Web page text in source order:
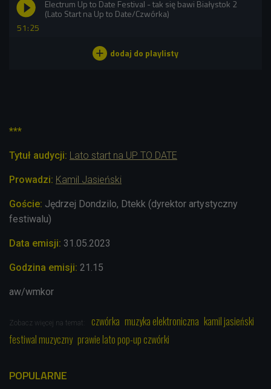
51:25
Electrum Up to Date Festival - tak się bawi Białystok 2
(Lato Start na Up to Date/Czwórka)
***
Tytuł audycji: Lato start na UP TO DATE
Prowadzi: Kamil Jasieński
Goście: Jędrzej Dondzilo, Dtekk (dyrektor artystyczny
festiwalu)
Data emisji: 31.05.2023
Godzina emisji: 21.15
aw/wmkor
Zobacz więcej na temat: czwórka muzyka elektroniczna kamil jasieński
festiwal muzyczny prawie lato pop-up czwórki
POPULARNE